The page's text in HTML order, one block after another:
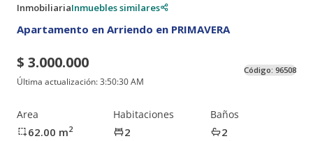
InmobiliariaInmuebles similares
Apartamento en Arriendo en PRIMAVERA
$ 3.000.000
Última actualización:3:50:30 AM
Código: 96508
Area
62.00 m2
Habitaciones
2
Baños
2